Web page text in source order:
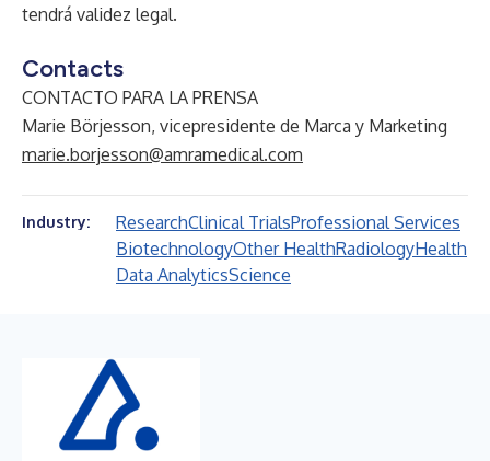
tendrá validez legal.
Contacts
CONTACTO PARA LA PRENSA
Marie Börjesson, vicepresidente de Marca y Marketing
marie.borjesson@amramedical.com
Industry: ResearchClinical TrialsProfessional Services
BiotechnologyOther HealthRadiologyHealth
Data AnalyticsScience